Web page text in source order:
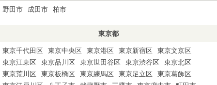
野田市 成田市 柏市
東京都
東京千代田区 東京中央区 東京港区 東京新宿区
東京文京区
東京江東区
東京品川区 東京世田谷区 東京渋谷区
東京北区
東京荒川区
東京板橋区 東京練馬区 東京足立区
東京葛飾区